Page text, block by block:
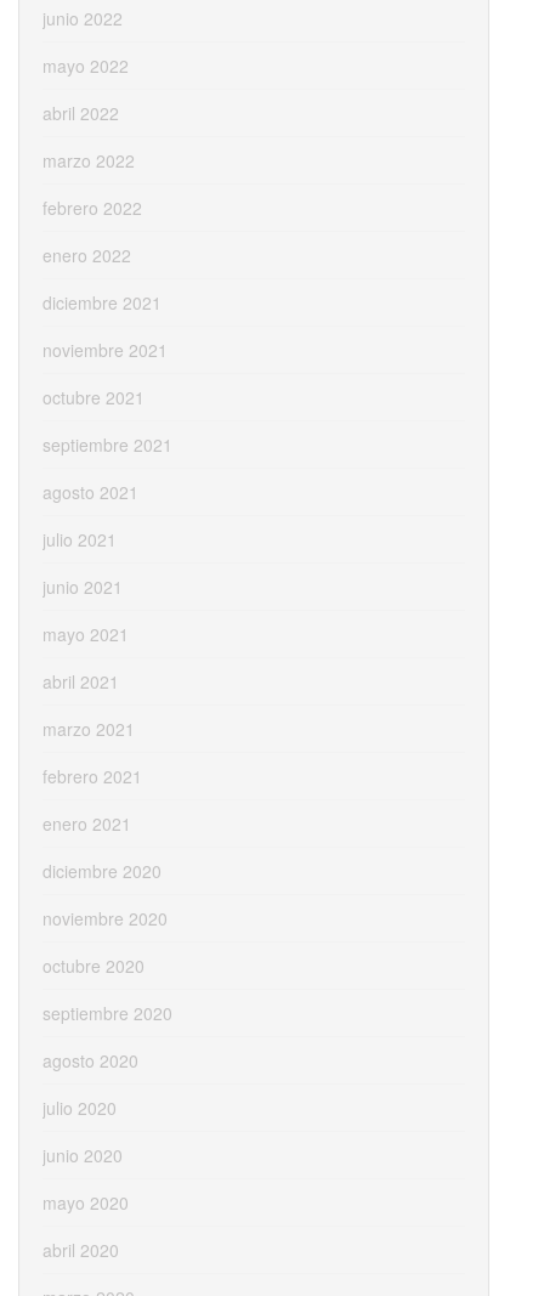
junio 2022
mayo 2022
abril 2022
marzo 2022
febrero 2022
enero 2022
diciembre 2021
noviembre 2021
octubre 2021
septiembre 2021
agosto 2021
julio 2021
junio 2021
mayo 2021
abril 2021
marzo 2021
febrero 2021
enero 2021
diciembre 2020
noviembre 2020
octubre 2020
septiembre 2020
agosto 2020
julio 2020
junio 2020
mayo 2020
abril 2020